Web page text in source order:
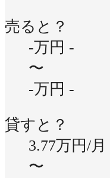
売ると？
-万円 -
〜
-万円 -
貸すと？
3.77万円/月
〜